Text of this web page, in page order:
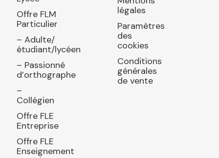
Offre FLM
Particulier
– Adulte/
étudiant/lycéen
– Passionné
d’orthographe
–
Collégien
Offre FLE
Entreprise
Offre FLE
Enseignement
légales
Paramètres
des
cookies
Conditions
générales
de vente